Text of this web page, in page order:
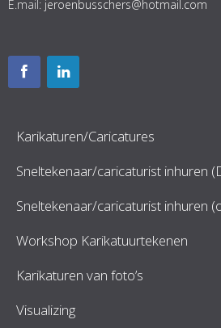
E.mail: jeroenbusschers@hotmail.com
Karikaturen/Caricatures
Sneltekenaar/caricaturist inhuren
Sneltekenaar/caricaturist inhuren
Workshop Karikatuurtekenen
Karikaturen van foto’s
Visualizing